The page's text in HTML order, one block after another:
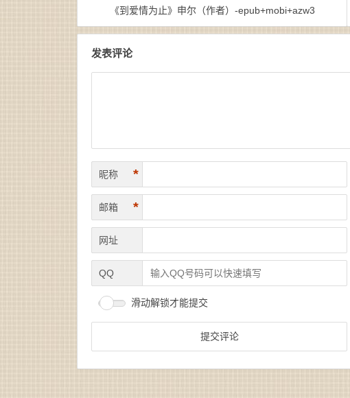
《到爱情为止》申尔（作者）-epub+mobi+azw3
发表评论
昵称 *
邮箱 *
网址
QQ
滑动解锁才能提交